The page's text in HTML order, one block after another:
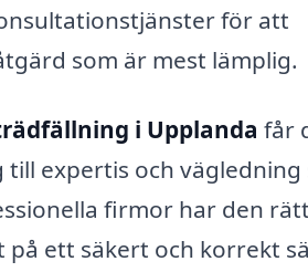
för att
som är mest lämplig.
i Upplanda får
expertis och vägledning
firmor har den
ett säkert och korrekt